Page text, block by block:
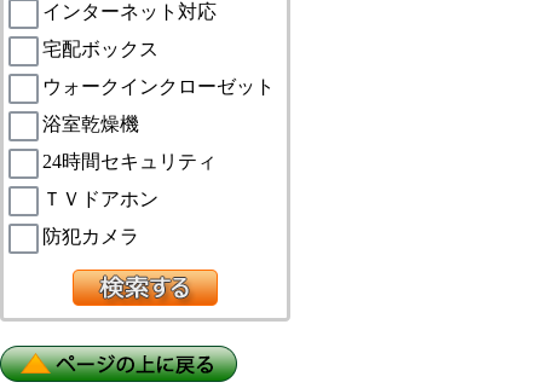
インターネット対応
宅配ボックス
ウォークインクローゼット
浴室乾燥機
24時間セキュリティ
ＴＶドアホン
防犯カメラ